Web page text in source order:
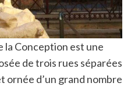
la Conception est une
de trois rues séparées
ornée d’un grand nombre